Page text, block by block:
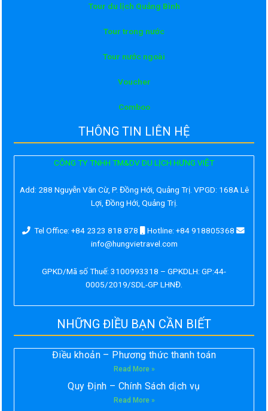
Tour du lịch Quảng Bình
Tour trong nước
Tour nước ngoài
Voucher
Comboo
THÔNG TIN LIÊN HỆ
CÔNG TY TNHH TM&DV DU LỊCH HƯNG VIỆT
Add: 288 Nguyễn Văn Cừ, P. Đồng Hới, Quảng Trị. VPGD: 168A Lê
Lợi, Đồng Hới, Quảng Trị.
Tel Office: +84 2323 818 878
Hotline: +84 918805368
info@hungvietravel.com
GPKD/Mã số Thuế: 3100993318 – GPKDLH: GP:44-
0005/2019/SDL-GP LHNĐ.
NHỮNG ĐIỀU BẠN CẦN BIẾT
Điều khoản – Phương thức thanh toán
Read More »
Quy Định – Chính Sách dịch vụ
Read More »